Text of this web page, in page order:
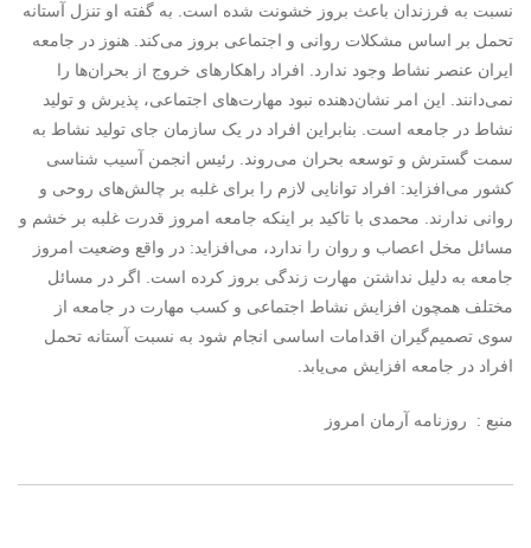
نسبت به فرزندان باعث بروز خشونت شده است. به گفته او تنزل آستانه
تحمل بر اساس مشکلات روانی و اجتماعی بروز می‌کند. هنوز در جامعه
ایران عنصر نشاط وجود ندارد. افراد راهکارهای خروج از بحران‌ها را
نمی‌دانند. این امر نشان‌دهنده نبود مهارت‌های اجتماعی، پذیرش و تولید
نشاط در جامعه است. بنابراین افراد در یک سازمان جای تولید نشاط به
سمت گسترش و توسعه بحران می‌روند. رئیس انجمن آسیب شناسی
کشور می‌افزاید:‌ افراد توانایی لازم را برای غلبه بر چالش‌های روحی و
روانی ندارند. محمدی با تاکید بر اینکه جامعه امروز قدرت غلبه بر خشم و
مسائل مخل اعصاب و روان را ندارد، می‌افزاید: در واقع وضعیت امروز
جامعه به دلیل نداشتن مهارت زندگی بروز کرده است. اگر در مسائل
مختلف همچون افزایش نشاط اجتماعی و کسب مهارت در جامعه از
سوی تصمیم‌گیران اقدامات اساسی انجام شود به نسبت آستانه تحمل
افراد در جامعه افزایش می‌یابد.
منبع : روزنامه آرمان امروز